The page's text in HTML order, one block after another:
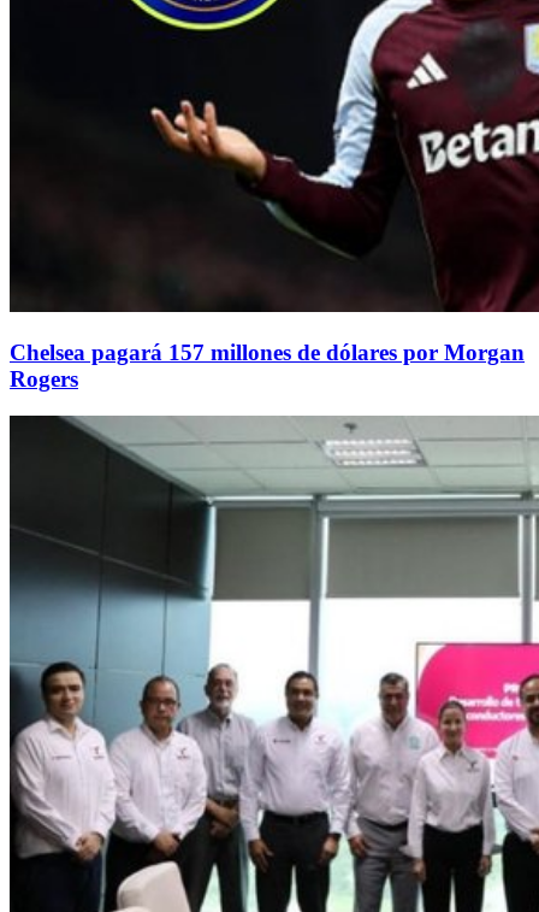
Chelsea pagará 157 millones de dólares por Morgan
Rogers